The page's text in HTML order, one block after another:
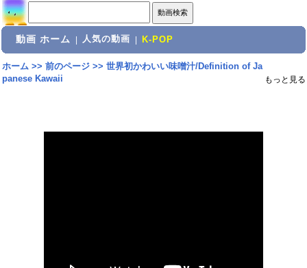
動画 ホーム 人気の動画 K-POP
ホーム>> 前のページ>> 世界初かわいい味噌汁/Definition of Ja
panese Kawaii
もっと見る